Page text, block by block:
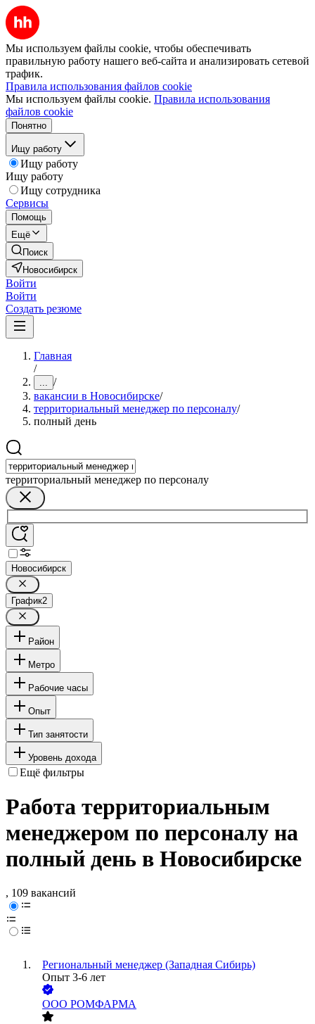
Мы используем файлы cookie, чтобы обеспечивать
правильную работу нашего веб-сайта и анализировать сетевой
трафик.
Правила использования файлов cookie
Мы используем файлы cookie. Правила использования
файлов cookie
Понятно
Ищу работу
Ищу работу
Ищу работу
Ищу сотрудника
Сервисы
Помощь
Ещё
Поиск
Новосибирск
Войти
Войти
Создать резюме
Главная
/
... /
вакансии в Новосибирске/
территориальный менеджер по персоналу/
полный день
территориальный менеджер по персоналу
Новосибирск
График2
Район
Метро
Рабочие часы
Опыт
Тип занятости
Уровень дохода
Ещё фильтры
Работа территориальным
менеджером по персоналу на
полный день в Новосибирске
, 109 вакансий
Региональный менеджер (Западная Сибирь)
Опыт 3-6 лет
ООО РОМФАРМА